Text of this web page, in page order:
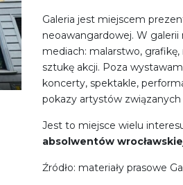
Galeria jest miejscem
neoawangardowej. W
mediach: malarstwo,
sztukę akcji. Poza
koncerty, spektakle,
pokazy artystów
Jest to miejsce wielu
absolwentów
Źródło: materiały prasowe